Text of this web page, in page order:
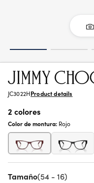
JC3022HProduct details
2 colores
Color de montura: Rojo
Tamaño(54 - 16)